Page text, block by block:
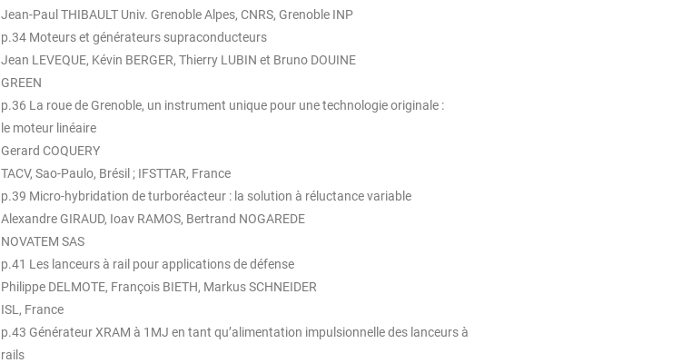
Jean-Paul THIBAULT Univ. Grenoble Alpes, CNRS, Grenoble INP
p.34 Moteurs et générateurs supraconducteurs
Jean LEVEQUE, Kévin BERGER, Thierry LUBIN et Bruno DOUINE
GREEN
p.36 La roue de Grenoble, un instrument unique pour une technologie originale :
le moteur linéaire
Gerard COQUERY
TACV, Sao-Paulo, Brésil ; IFSTTAR, France
p.39 Micro-hybridation de turboréacteur : la solution à réluctance variable
Alexandre GIRAUD, Ioav RAMOS, Bertrand NOGAREDE
NOVATEM SAS
p.41 Les lanceurs à rail pour applications de défense
Philippe DELMOTE, François BIETH, Markus SCHNEIDER
ISL, France
p.43 Générateur XRAM à 1MJ en tant qu’alimentation impulsionnelle des lanceurs à
rails